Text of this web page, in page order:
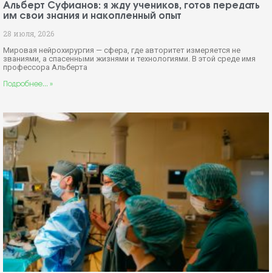
Альберт Суфианов: я жду учеников, готов передать
им свои знания и накопленный опыт
28 июля, 2026
Мировая нейрохирургия — сфера, где авторитет измеряется не
званиями, а спасенными жизнями и технологиями. В этой среде имя
профессора Альберта
Подробнее... »